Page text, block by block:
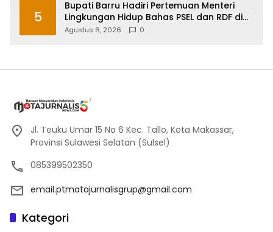
5
Bupati Barru Hadiri Pertemuan Menteri
Lingkungan Hidup Bahas PSEL dan RDF di
Sulsel
Agustus 6, 2026 0
Jl. Teuku Umar 15 No 6 Kec. Tallo, Kota Makassar,
Provinsi Sulawesi Selatan (Sulsel)
085399502350
email.ptmatajurnalisgrup@gmail.com
Kategori